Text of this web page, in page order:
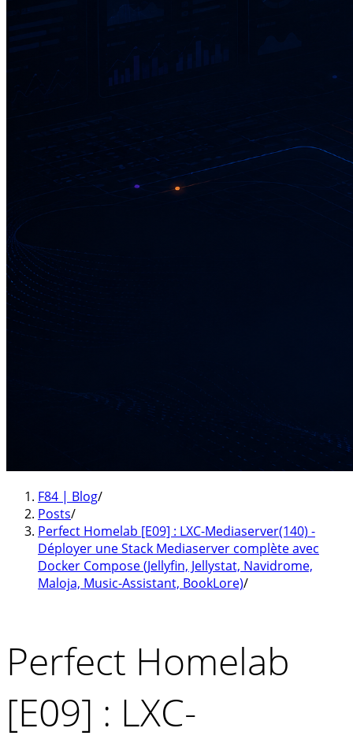
F84 | Blog/
Posts/
Perfect Homelab [E09] : LXC-Mediaserver(140) -
Déployer une Stack Mediaserver complète avec
Docker Compose (Jellyfin, Jellystat, Navidrome,
Maloja, Music-Assistant, BookLore)/
Perfect Homelab
[E09] : LXC-